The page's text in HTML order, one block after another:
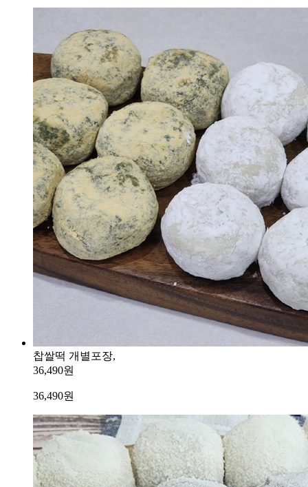
찹쌀떡 개별포장,
36,490원
36,490원